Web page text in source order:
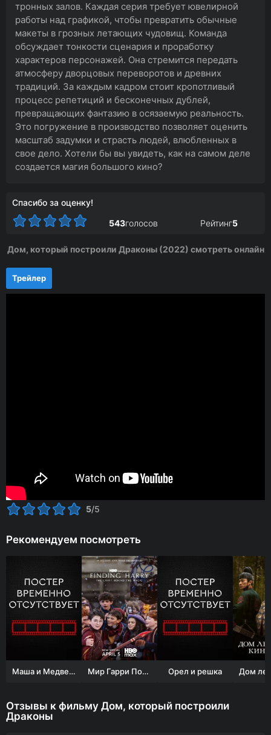
тронных залов. Каждая серия требует ювелирной
работы над графикой, чтобы превратить обычные
макеты в грозных летающих чудовищ. Команда
обсуждает тонкости сценария и проработку
характеров персонажей. Она стремится передать
атмосферу дворцовых переворотов и древних
традиций. За каждым кадром стоит кропотливый
процесс репетиций и бесконечных дублей,
превращающих фантазию в осязаемую реальность.
Это погружение в производство позволяет оценить
масштаб задумки и страсть людей, влюбленных в
свое дело. Хотели бы вы увидеть, как на самом деле
создается магия большого кино?
Спасибо за оценку!
543голосов Рейтинг5
Дом, который построили Драконы (2022) смотреть онлайн
Трейлер
5/5
Рекомендуем посмотреть
Маша и Медведь. Новые серии Мир Гарри Поттера: Мастерство, стоящее за магией Орел и решка
Отзывы к фильму Дом, который построили
Драконы